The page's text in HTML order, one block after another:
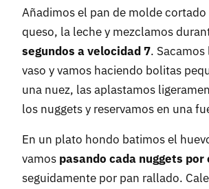
Añadimos el pan de molde
queso, la leche y mezclamos
segundos a velocidad 7. Sacamos
vaso y vamos haciendo bolitas
una nuez, las aplastamos
los nuggets y reservamos en una
En un plato hondo batimos el
vamos pasando cada nuggets por
seguidamente por pan rallado.